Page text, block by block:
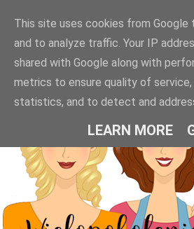
This site uses cookies from
and to analyze traffic. Your IP
shared with Google along with
metrics to ensure quality of service,
statistics, and to detect and
LEARN MORE